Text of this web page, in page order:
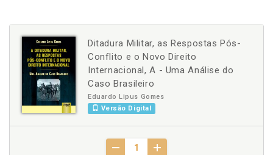
Ditadura Militar, as Respostas Pós-
Conflito e o Novo Direito
Internacional, A - Uma Análise do
Caso Brasileiro
Eduardo Lipus Gomes
Versão Digital